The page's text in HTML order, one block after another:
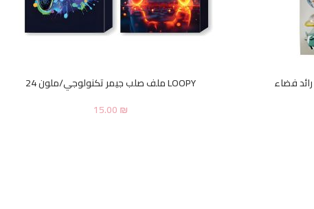
LOOPY ملف صلب جيمر تكنولوجي/ملون 24
15.00₪